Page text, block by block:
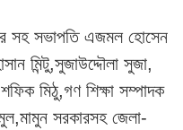
সহ সভাপতি এজমল হোসেন
মিন্টু,সুজাউদ্দৌলা সুজা,
মিঠু,গণ শিক্ষা সম্পাদক
সরকারসহ জেলা-